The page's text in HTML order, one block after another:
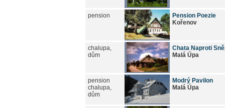
pension
Pension Poezie
Kořenov
chalupa,
dům
Chata Naproti
Malá Úpa
pension
chalupa,
dům
Modrý Pavilon
Malá Úpa